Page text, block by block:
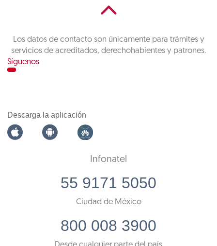
Los datos de contacto son únicamente para trámites y
servicios de acreditados, derechohabientes y patrones.
Síguenos
Descarga la aplicación
Infonatel
55 9171 5050
Ciudad de México
800 008 3900